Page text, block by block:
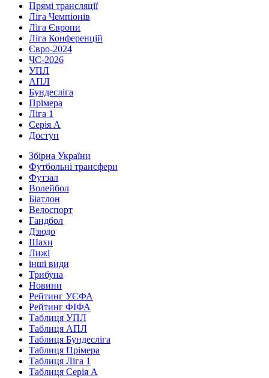
Прямі трансляції
Ліга Чемпіонів
Ліга Європи
Ліга Конференцій
Євро-2024
ЧС-2026
УПЛ
АПЛ
Бундесліга
Прімера
Ліга 1
Серія А
Доступ
Збірна України
Футбольні трансфери
Футзал
Волейбол
Біатлон
Велоспорт
Гандбол
Дзюдо
Шахи
Лижі
інші види
Трибуна
Новини
Рейтинг УЄФА
Рейтинг ФІФА
Таблиця УПЛ
Таблиця АПЛ
Таблиця Бундесліга
Таблиця Прімера
Таблиця Ліга 1
Таблиця Серія А